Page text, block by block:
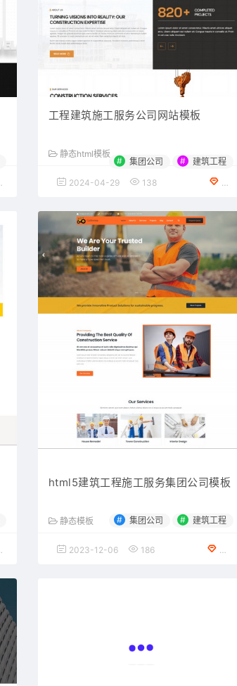
工程建筑施工服务公司网站模板
静态html模板
# 集团公司 # 建筑工程
2024-04-29 138
html5建筑工程施工服务集团公司模板
静态模板 # 集团公司 # 建筑工程
2023-12-06 186